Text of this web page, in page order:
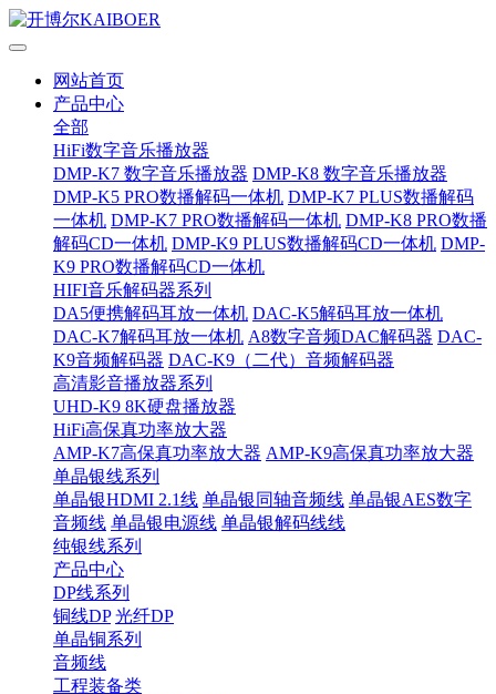
网站首页
产品中心
全部
HiFi数字音乐播放器
DMP-K7 数字音乐播放器 DMP-K8 数字音乐播放器
DMP-K5 PRO数播解码一体机 DMP-K7 PLUS数播解码
一体机 DMP-K7 PRO数播解码一体机 DMP-K8 PRO数播
解码CD一体机 DMP-K9 PLUS数播解码CD一体机 DMP-
K9 PRO数播解码CD一体机
HIFI音乐解码器系列
DA5便携解码耳放一体机 DAC-K5解码耳放一体机
DAC-K7解码耳放一体机 A8数字音频DAC解码器 DAC-
K9音频解码器 DAC-K9（二代）音频解码器
高清影音播放器系列
UHD-K9 8K硬盘播放器
HiFi高保真功率放大器
AMP-K7高保真功率放大器 AMP-K9高保真功率放大器
单晶银线系列
单晶银HDMI 2.1线 单晶银同轴音频线 单晶银AES数字
音频线 单晶银电源线 单晶银解码线线
纯银线系列
产品中心
DP线系列
铜线DP 光纤DP
单晶铜系列
音频线
工程装备类